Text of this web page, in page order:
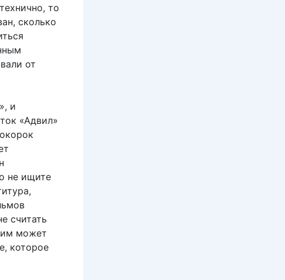
то
сколько
от
и
«Адвил»
не ищите
считать
может
которое